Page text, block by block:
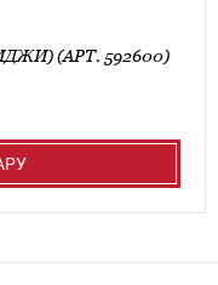
(АРТ. 592600)